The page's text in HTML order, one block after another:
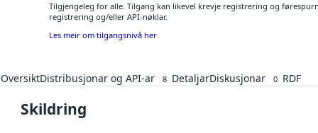
Tilgjengeleg for alle. Tilgang kan likevel krevje registrering og
registrering og/eller API-nøklar.
Les meir om tilgangsnivå her
OversiktDistribusjonar og API-ar 8 DetaljarDiskusjonar 0 RDF
Skildring